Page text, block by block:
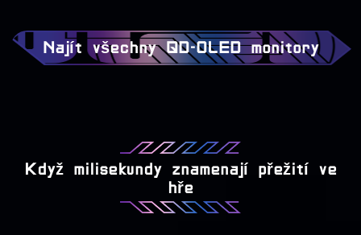
Najít všechny QD-OLED monitory
Když milisekundy znamenají přežití ve
hře